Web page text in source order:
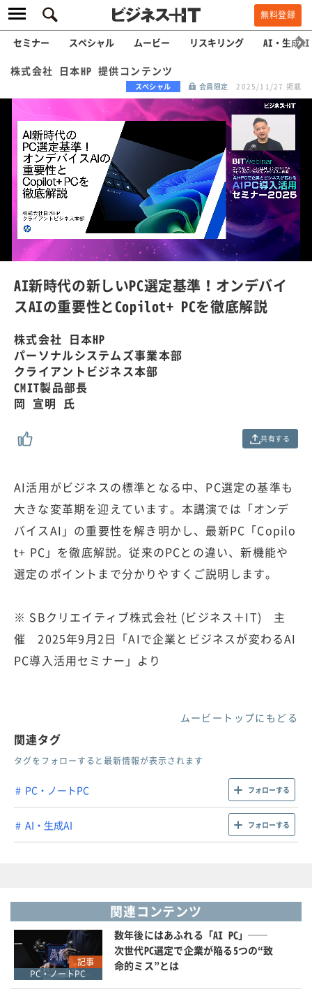
無料登録
セミナー スペシャル ムービー リスキリング AI・生成AI
株式会社 日本HP 提供コンテンツ
スペシャル 会員限定 2025/11/27 掲載
U
m
u
/
L
o
a
d
:
1
0
0
%
AI新時代の新しいPC選定基準！オンデバイ
スAIの重要性とCopilot+ PCを徹底解説
株式会社 日本HP
パーソナルシステムズ事業本部
クライアントビジネス本部
CMIT製品部長
岡 宣明 氏
共有する
AI活用がビジネスの標準となる中、PC選定の基準も
大きな変革期を迎えています。本講演では「オンデ
バイスAI」の重要性を解き明かし、最新PC「Copilo
t+ PC」を徹底解説。従来のPCとの違い、新機能や
選定のポイントまで分かりやすくご説明します。
※ SBクリエイティブ株式会社 (ビジネス＋IT) 主
催 2025年9月2日「AIで企業とビジネスが変わるAI
PC導入活用セミナー」より
ムービートップにもどる
関連タグ
タグをフォローすると最新情報が表示されます
PC・ノートPC フォローする
AI・生成AI フォローする
関連コンテンツ
記事
PC・ノートPC
数年後にはあふれる「AI PC」──
次世代PC選定で企業が陥る5つの“致
命的ミス”とは